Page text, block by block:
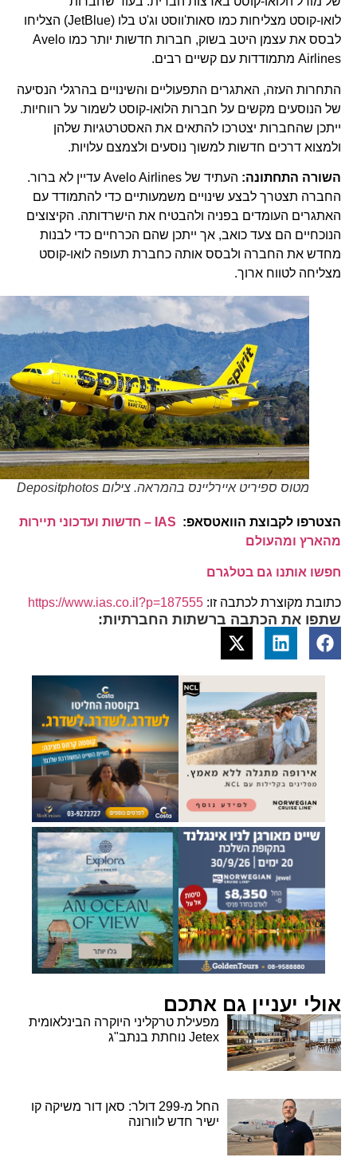
לואו-קוסט מצליחות כמו סאות'ווסט וג'ט בלו (JetBlue) הצליחו
לבסס את עצמן היטב בשוק, חברות חדשות יותר כמו Avelo
Airlines מתמודדות עם קשיים רבים.
התחרות העזה, האתגרים התפעוליים והשינויים בהרגלי הנסיעה
של הנוסעים מקשים על חברות הלואו-קוסט לשמור על רווחיות.
ייתכן שהחברות יצטרכו להתאים את האסטרטגיות שלהן
ולמצוא דרכים חדשות למשוך נוסעים ולצמצם עלויות.
השורה התחתונה:
העתיד של Avelo Airlines עדיין לא ברור.
החברה תצטרך לבצע שינויים משמעותיים כדי להתמודד עם
האתגרים העומדים בפניה ולהבטיח את הישרדותה. הקיצוצים
הנוכחיים הם צעד כואב, אך ייתכן שהם הכרחיים כדי לבנות
מחדש את החברה ולבסס אותה כחברת תעופה לואו-קוסט
מצליחה לטווח ארוך.
מטוס ספיריט איירליינס בהמראה. צילום Depositphotos
הצטרפו לקבוצת הוואטסאפ:
IAS – חדשות ועדכוני תיירות
מהארץ ומהעולם
חפשו אותנו גם בטלגרם
כתובת מקוצרת לכתבה זו: https://www.ias.co.il?p=187555
שתפו את הכתבה ברשתות החברתיות:
אולי יעניין גם אתכם
מפעילת טרקליני היוקרה הבינלאומית
Jetex נוחתת בנתב"ג
החל מ-299 דולר: סאן דור משיקה קו
ישיר חדש לוורונה